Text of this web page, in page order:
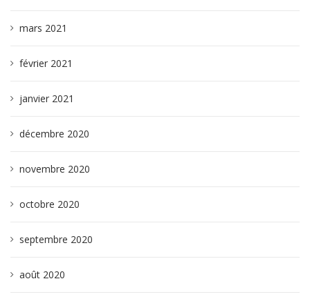
mars 2021
février 2021
janvier 2021
décembre 2020
novembre 2020
octobre 2020
septembre 2020
août 2020